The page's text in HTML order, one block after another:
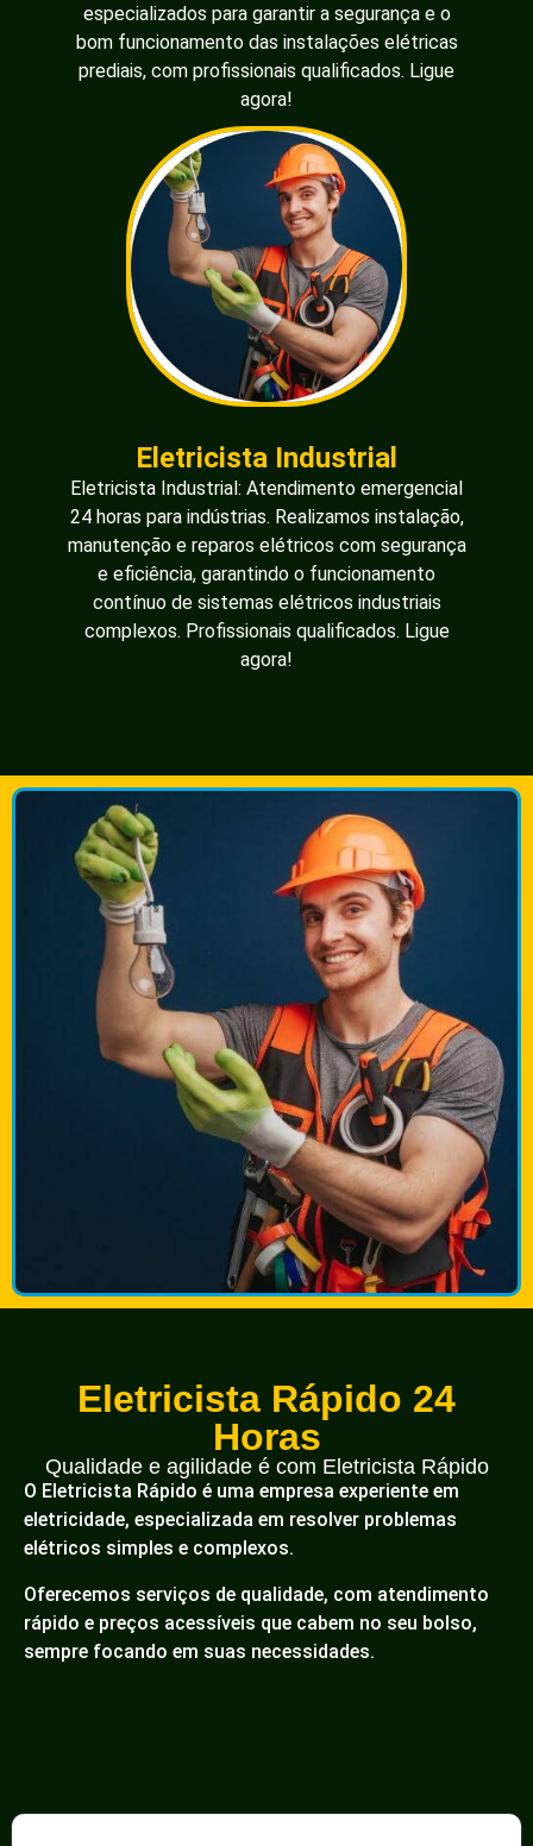
especializados para garantir a segurança e o
bom funcionamento das instalações elétricas
prediais, com profissionais qualificados. Ligue
agora!
Eletricista Industrial
Eletricista Industrial: Atendimento emergencial
24 horas para indústrias. Realizamos instalação,
manutenção e reparos elétricos com segurança
e eficiência, garantindo o funcionamento
contínuo de sistemas elétricos industriais
complexos. Profissionais qualificados. Ligue
agora!
Eletricista Rápido 24
Horas
Qualidade e agilidade é com Eletricista Rápido
O Eletricista Rápido é uma empresa experiente em
eletricidade, especializada em resolver problemas
elétricos simples e complexos.
Oferecemos serviços de qualidade, com atendimento
rápido e preços acessíveis que cabem no seu bolso,
sempre focando em suas necessidades.